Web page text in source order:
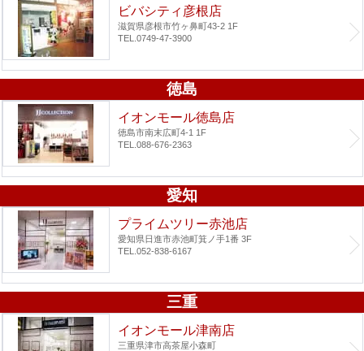
ビバシティ彦根店
滋賀県彦根市竹ヶ鼻町43-2 1F
TEL.0749-47-3900
徳島
イオンモール徳島店
徳島市南末広町4-1 1F
TEL.088-676-2363
愛知
プライムツリー赤池店
愛知県日進市赤池町箕ノ手1番 3F
TEL.052-838-6167
三重
イオンモール津南店
三重県津市高茶屋小森町